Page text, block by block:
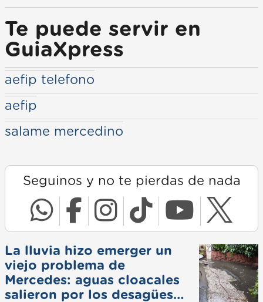
Te puede servir en
GuiaXpress
aefip telefono
aefip
salame mercedino
Seguinos y no te pierdas de nada
La lluvia hizo emerger un
viejo problema de
Mercedes: aguas cloacales
salieron por los desagües